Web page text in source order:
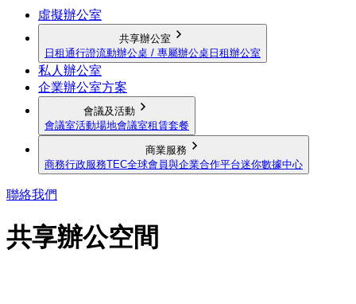
虛擬辦公室
共享辦公室
日租通行證流動辦公桌 / 專屬辦公桌 日租辦公室
私人辦公室
企業辦公室方案
會議及活動
會議室活動場地會議室租賃套餐
商業服務
商務行政服務TEC全球會員與企業合作平台迷你數據中心
聯絡我們
共享辦公空間